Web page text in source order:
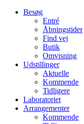
Besøg
Entré
Åbningstider
Find vej
Butik
Omvisning
Udstillinger
Aktuelle
Kommende
Tidligere
Laboratoriet
Arrangementer
Kommende